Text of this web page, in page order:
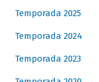
Temporada 2025
Temporada 2024
Temporada 2023